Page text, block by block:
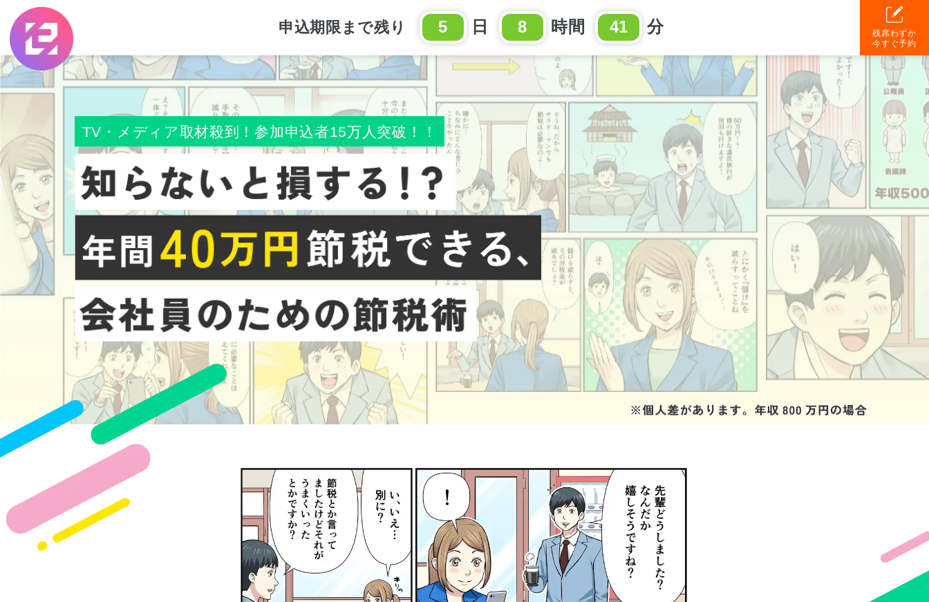
申込期限まで残り 5 日 8 時間 41 分
残席わずか
今すぐ予約
TV・メディア取材殺到！参加申込者15万人突破！！